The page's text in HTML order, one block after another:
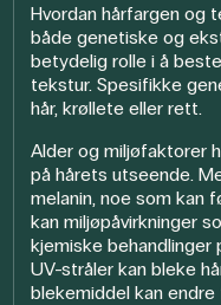
Hvordan hårfargen og
både genetiske og
betydelig rolle i å
tekstur. Spesifikke
hår, krøllete eller rett.
Alder og miljøfaktorer
på hårets utseende.
melanin, noe som kan
kan miljøpåvirkninger
kjemiske behandlinger
UV-stråler kan bleke
blekemiddel kan